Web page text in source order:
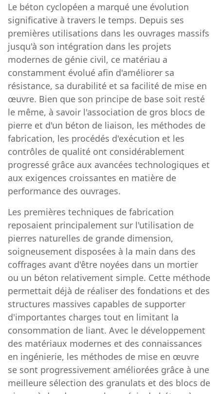
Le béton cyclopéen a marqué une évolution
significative à travers le temps. Depuis ses
premières utilisations dans les ouvrages massifs
jusqu'à son intégration dans les projets
modernes de génie civil, ce matériau a
constamment évolué afin d'améliorer sa
résistance, sa durabilité et sa facilité de mise en
œuvre. Bien que son principe de base soit resté
le même, à savoir l'association de gros blocs de
pierre et d'un béton de liaison, les méthodes de
fabrication, les procédés d'exécution et les
contrôles de qualité ont considérablement
progressé grâce aux avancées technologiques et
aux exigences croissantes en matière de
performance des ouvrages.
Les premières techniques de fabrication
reposaient principalement sur l'utilisation de
pierres naturelles de grande dimension,
soigneusement disposées à la main dans des
coffrages avant d'être noyées dans un mortier
ou un béton relativement simple. Cette méthode
permettait déjà de réaliser des fondations et des
structures massives capables de supporter
d'importantes charges tout en limitant la
consommation de liant. Avec le développement
des matériaux modernes et des connaissances
en ingénierie, les méthodes de mise en œuvre
se sont progressivement améliorées grâce à une
meilleure sélection des granulats et des blocs de